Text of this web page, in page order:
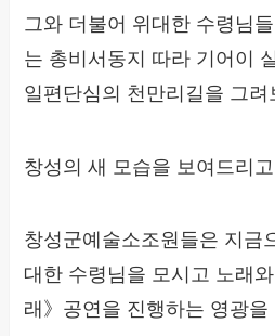
그와 더불어 위대한 수령님
는 총비서동지 따라 기어이
일편단심의 천만리길을 그려
창성의 새 모습을 보여드리
창성군예술소조원들은 지금
대한 수령님을 모시고 노래
래》공연을 진행하는 영광을